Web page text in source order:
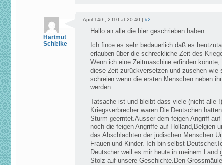
Hartmut
Schielke
April 14th, 2010 at 20:40 | #2
Hallo an alle die hier geschrieben haben.
Ich finde es sehr bedauerlich daß es
erlauben über die schreckliche Zeit des
Wenn ich eine Zeitmaschine erfinden
diese Zeit zurückversetzen und zusehen wie
schreien wenn die ersten Menschen neben
werden.
Tatsache ist und bleibt dass viele (nicht alle
Kriegsverbrecher waren.Die Deutschen
Sturm geerntet.Ausser dem feigen Angriff
noch die feigen Angriffe auf Holland,Belgien
das Abschlachten der jüdischen
Frauen und Kinder. Ich bin selbst
Deutscher weil es mir heute in meinem Land
Stolz auf unsere Geschichte.Den